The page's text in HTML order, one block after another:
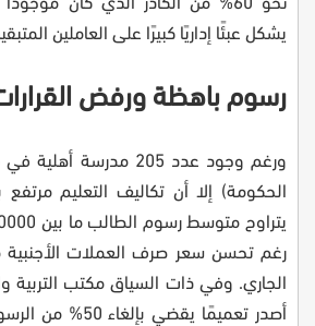
يشكل عبئًا إداريًا كبيرًا على العاملين
رسوم باهظة ورفض
ورغم وجود عدد 205
الحكومة) إلا أن تكاليف التعليم
رغم تحسن سعر صرف العملات الأجنبية
الجاري. وفي ذات السياق مكتب التربية
أصدر تعميمًا يقضي